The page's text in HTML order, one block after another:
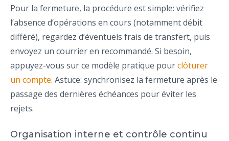
Pour la fermeture, la procédure est simple: vérifiez
l’absence d’opérations en cours (notamment débit
différé), regardez d’éventuels frais de transfert, puis
envoyez un courrier en recommandé. Si besoin,
appuyez-vous sur ce modèle pratique pourclôturer
un compte. Astuce: synchronisez la fermeture après le
passage des dernières échéances pour éviter les
rejets.
Organisation interne et contrôle continu